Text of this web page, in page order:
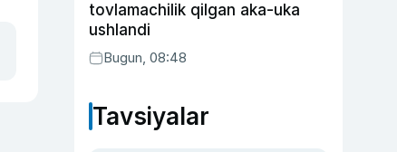
tovlamachilik qilgan aka-uka
ushlandi
Bugun, 08:48
Tavsiyalar